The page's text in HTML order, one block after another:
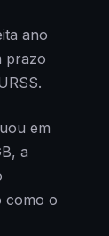
ano
prazo
em
a
como o